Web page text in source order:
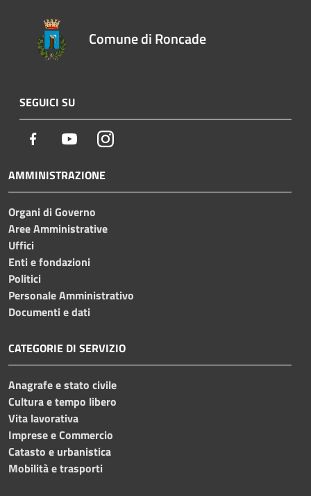
Comune di Roncade
SEGUICI SU
Facebook YoutubeInstagram
AMMINISTRAZIONE
Organi di Governo
Aree Amministrative
Uffici
Enti e fondazioni
Politici
Personale Amministrativo
Documenti e dati
CATEGORIE DI SERVIZIO
Anagrafe e stato civile
Cultura e tempo libero
Vita lavorativa
Imprese e Commercio
Catasto e urbanistica
Mobilità e trasporti